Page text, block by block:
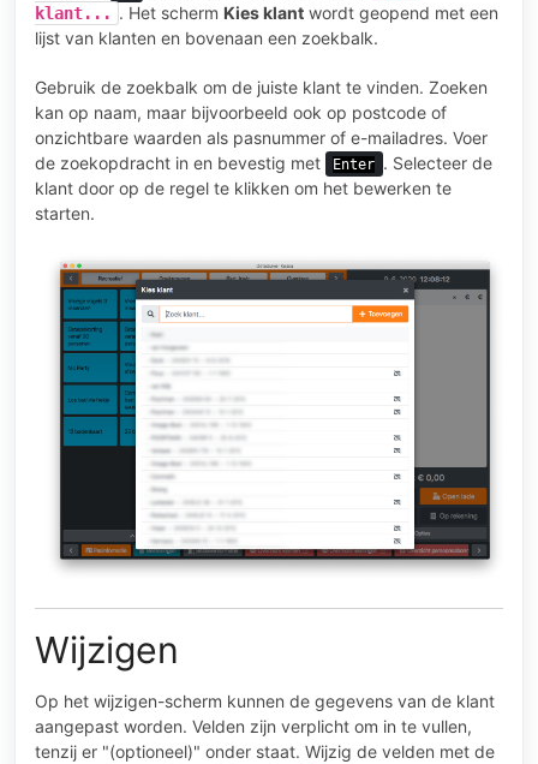
klant... . Het scherm Kies klant wordt geopend met een
lijst van klanten en bovenaan een zoekbalk.
Gebruik de zoekbalk om de juiste klant te vinden. Zoeken
kan op naam, maar bijvoorbeeld ook op postcode of
onzichtbare waarden als pasnummer of e-mailadres. Voer
de zoekopdracht in en bevestig met
Enter . Selecteer de
klant door op de regel te klikken om het bewerken te
starten.
Wijzigen
Op het wijzigen-scherm kunnen de gegevens van de klant
aangepast worden. Velden zijn verplicht om in te vullen,
tenzij er "(optioneel)" onder staat. Wijzig de velden met de